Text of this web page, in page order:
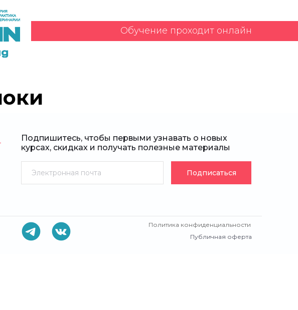
Обучение проходит онлайн
Публичная оферта
Политика конфиденциальности
Подписаться
Подпишитесь, чтобы первыми узнавать о новых
курсах, скидках и получать полезные материалы